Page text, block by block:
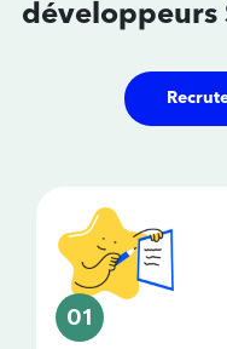
développeurs
01